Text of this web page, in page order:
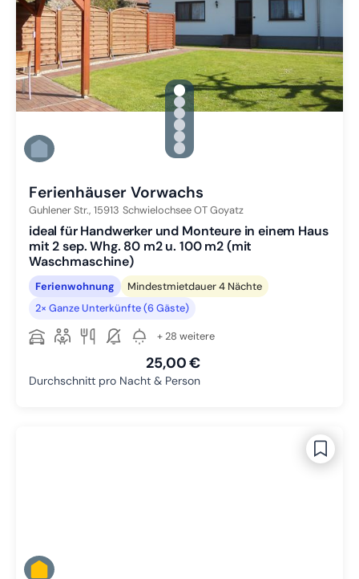
gallery.slide_selector
Zu Slide 1 wechseln
Zu Slide 2 wechseln
Zu Slide 3 wechseln
Zu Slide 4 wechseln
Zu Slide 5 wechseln
Zu Slide 6 wechseln
Ferienhäuser Vorwachs
Guhlener Str., 15913 Schwielochsee OT Goyatz
ideal für Handwerker und Monteure in einem Haus
mit 2 sep. Whg. 80 m2 u. 100 m2 (mit
Waschmaschine)
Ferienwohnung
Mindestmietdauer 4 Nächte
2× Ganze Unterkünfte (6 Gäste)
+ 28 weitere
25,00 €
Durchschnitt pro Nacht & Person